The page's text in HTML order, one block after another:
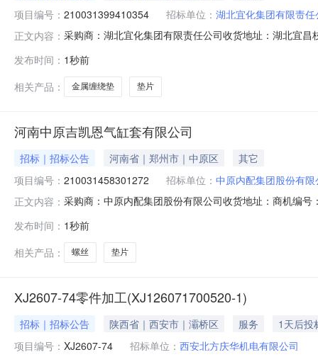
项目编号： 210031399410354 招标单位： 湖北宜化集团有限责任
正文内容： 采购商：湖北宜化集团有限责任公司收货地址：湖北宜
机详细信息采购类型：标准订单(单次采购)询价类型：
发布时间： 1秒前
相关产品：
金属缠绕垫 垫片
河南中原吉凯恩气缸套有限公司
招标｜招标公告 河南省｜郑州市｜中原区
其它
项目编号： 210031458301272 招标单位： 中原内配集团股份有限
正文内容： 采购商：中原内配集团股份有限公司收货地址：商机编
型号采购量是否送样对供应商附言112.9高强度DIN912
发布时间： 1秒前
相关产品：
螺丝 垫片
XJ2607-74零件加工(XJ126071700520-1)
招标｜招标公告 陕西省｜西安市｜灞桥区 服务
1天后投
项目编号： XJ2607-74 招标单位： 西安北方庆华机电有限公司